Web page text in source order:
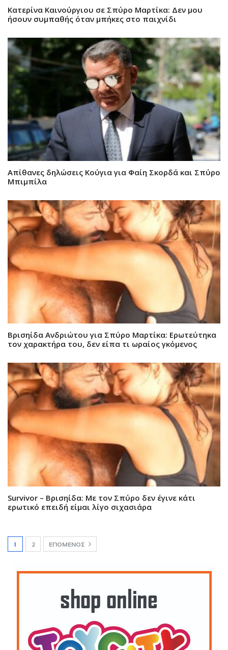
Κατερίνα Καινούργιου σε Σπύρο Μαρτίκα: Δεν μου
ήσουν συμπαθής όταν μπήκες στο παιχνίδι
Απίθανες δηλώσεις Κούγια για Φαίη Σκορδά και Σπύρο
Μπιμπίλα
Βρισηίδα Ανδριώτου για Σπύρο Μαρτίκα: Ερωτεύτηκα
τον χαρακτήρα του, δεν είπα τι ωραίος γκόμενος
Survivor – Βρισηίδα: Με τον Σπύρο δεν έγινε κάτι
ερωτικό επειδή είμαι λίγο σιχασιάρα
1 2 ΕΠΌΜΕΝΟΣ